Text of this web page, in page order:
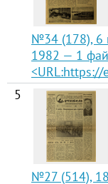
№34 (178), 6
1982 — 1
<URL:https://
5
№27 (514),